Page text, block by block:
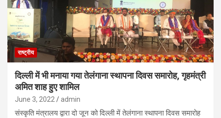
राष्ट्रीय
दिल्ली में भी मनाया गया तेलंगाना स्थापना दिवस समारोह, गृहमंत्री
अमित शाह हुए शामिल
June 3, 2022 admin
संस्कृति मंत्रालय द्वारा दो जून को दिल्ली में तेलंगाना स्थापना दिवस समारोह